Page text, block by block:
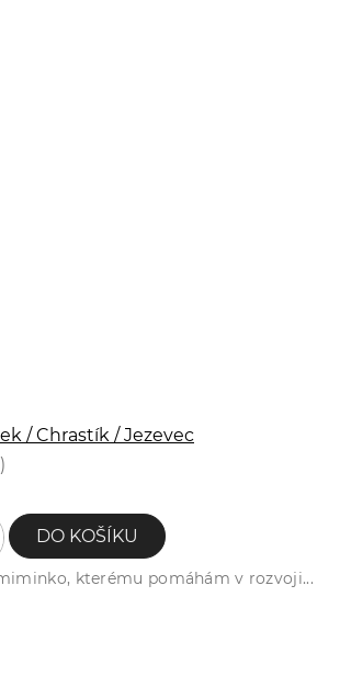
/ Chrastík / Jezevec
DO KOŠÍKU
kterému pomáhám v rozvoji...